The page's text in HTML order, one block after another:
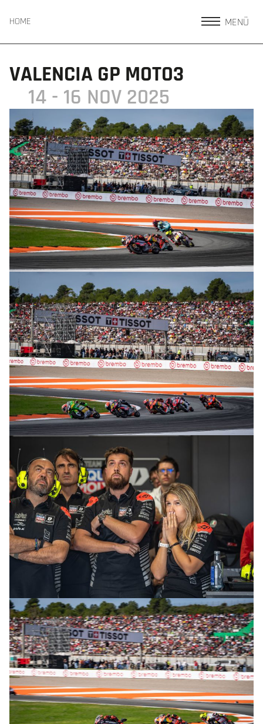
HOME MENÜ
VALENCIA GP MOTO3
14 - 16 NOV 2025
© R. Lekl
© R. Lekl
© R. Lekl